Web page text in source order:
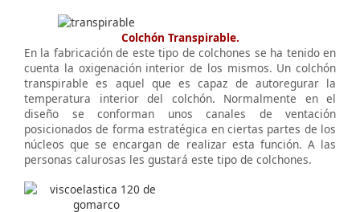
Colchón Transpirable.
En la fabricación de este tipo de colchones se ha tenido en
cuenta la oxigenación interior de los mismos. Un colchón
transpirable es aquel que es capaz de autoregurar la
temperatura interior del colchón. Normalmente en el
diseño se conforman unos canales de ventación
posicionados de forma estratégica en ciertas partes de los
núcleos que se encargan de realizar esta función. A las
personas calurosas les gustará este tipo de colchones.